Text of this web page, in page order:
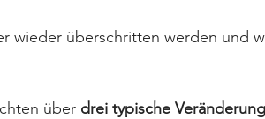
wieder überschritten werden und
über drei typische